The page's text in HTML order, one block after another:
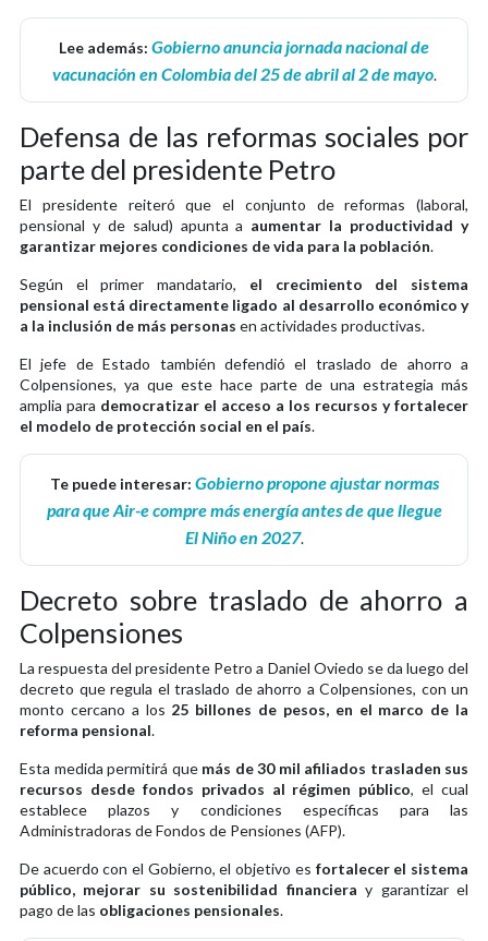
Lee además: Gobierno anuncia jornada nacional de
vacunación en Colombia del 25 de abril al 2 de mayo.
Defensa de las reformas sociales por
parte del presidente Petro
El presidente reiteró que el conjunto de reformas (laboral,
pensional y de salud) apunta a aumentar la productividad y
garantizar mejores condiciones de vida para la población.
Según el primer mandatario, el crecimiento del sistema
pensional está directamente ligado al desarrollo económico y
a la inclusión de más personas en actividades productivas.
El jefe de Estado también defendió el traslado de ahorro a
Colpensiones, ya que este hace parte de una estrategia más
amplia para democratizar el acceso a los recursos y fortalecer
el modelo de protección social en el país.
Te puede interesar: Gobierno propone ajustar normas
para que Air-e compre más energía antes de que llegue
El Niño en 2027.
Decreto sobre traslado de ahorro a
Colpensiones
La respuesta del presidente Petro a Daniel Oviedo se da luego del
decreto que regula el traslado de ahorro a Colpensiones, con un
monto cercano a los 25 billones de pesos, en el marco de la
reforma pensional.
Esta medida permitirá que más de 30 mil afiliados trasladen sus
recursos desde fondos privados al régimen público, el cual
establece plazos y condiciones específicas para las
Administradoras de Fondos de Pensiones (AFP).
De acuerdo con el Gobierno, el objetivo es fortalecer el sistema
público, mejorar su sostenibilidad financieray garantizar el
pago de las obligaciones pensionales.